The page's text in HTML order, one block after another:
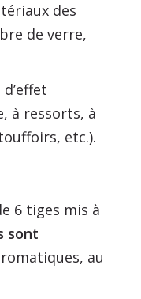
des
de verre,
à ressorts, à
etc.).
6 tiges mis à
sont
au